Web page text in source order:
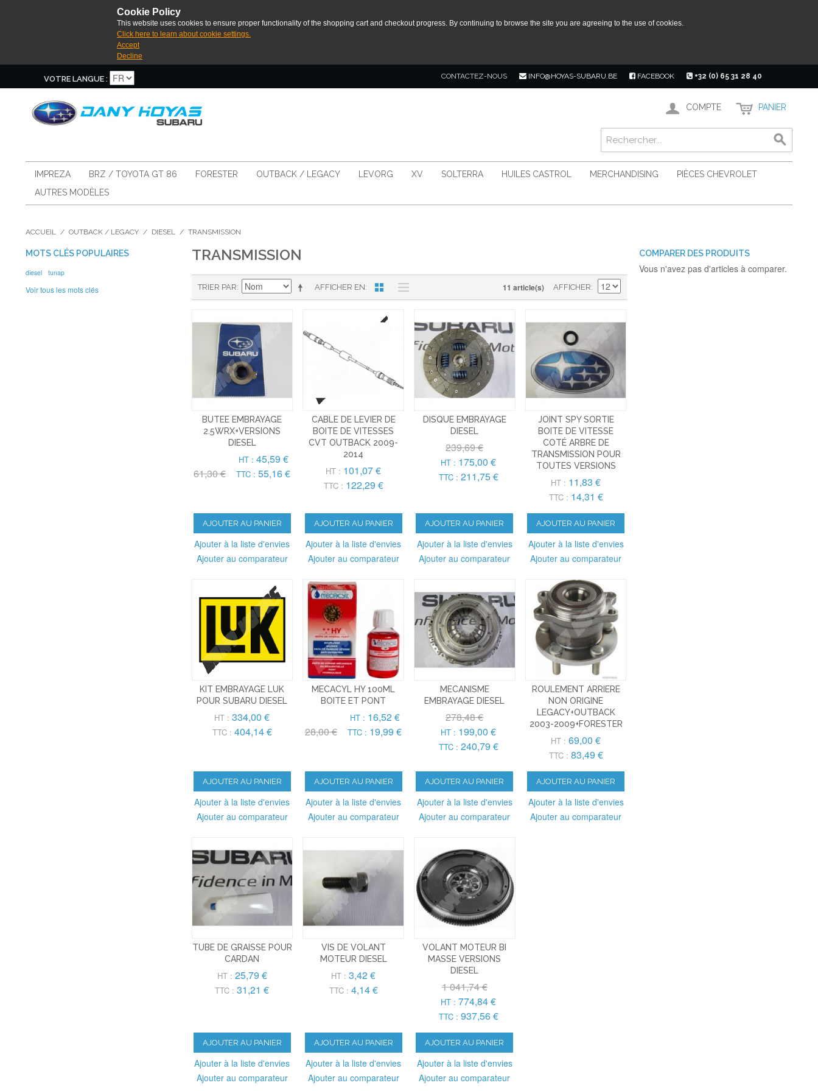
Cookie Policy
This website uses cookies to ensure proper functionality of the shopping cart and checkout progress. By continuing to browse the site you are agreeing to the use of cookies.
Click here to learn about cookie settings.
Accept
Decline
VOTRE LANGUE : CONTACTEZ-NOUS INFO@HOYAS-SUBARU.BE FACEBOOK +32 (0) 65 31 28 40
COMPTE PANIER
IMPREZA BRZ / TOYOTA GT 86 FORESTER OUTBACK / LEGACY LEVORG XV SOLTERRA HUILES CASTROL MERCHANDISING
PIÈCES CHEVROLET
AUTRES MODÈLES
ACCUEIL / OUTBACK / LEGACY / DIESEL / TRANSMISSION
TRANSMISSION
AFFICHER EN
TRIER PAR 11 article(s) AFFICHER
BUTEE EMBRAYAGE
2.5WRX+VERSIONS
DIESEL
61,30 €
HT : 45,59 €
TTC : 55,16 €
AJOUTER AU PANIER
Ajouter à la liste d'envies
Ajouter au comparateur
CABLE DE LEVIER DE
BOITE DE VITESSES
CVT OUTBACK 2009-
2014
HT : 101,07 €
TTC : 122,29 €
AJOUTER AU PANIER
Ajouter à la liste d'envies
Ajouter au comparateur
DISQUE EMBRAYAGE
DIESEL
239,69 €
HT : 175,00 €
TTC : 211,75 €
AJOUTER AU PANIER
Ajouter à la liste d'envies
Ajouter au comparateur
JOINT SPY SORTIE
BOITE DE VITESSE
COTÉ ARBRE DE
TRANSMISSION POUR
TOUTES VERSIONS
HT : 11,83 €
TTC : 14,31 €
AJOUTER AU PANIER
Ajouter à la liste d'envies
Ajouter au comparateur
KIT EMBRAYAGE LUK
POUR SUBARU DIESEL
HT : 334,00 €
TTC : 404,14 €
AJOUTER AU PANIER
Ajouter à la liste d'envies
Ajouter au comparateur
MECACYL HY 100ML
BOITE ET PONT
28,00 €
HT : 16,52 €
TTC : 19,99 €
AJOUTER AU PANIER
Ajouter à la liste d'envies
Ajouter au comparateur
MECANISME
EMBRAYAGE DIESEL
278,48 €
HT : 199,00 €
TTC : 240,79 €
AJOUTER AU PANIER
Ajouter à la liste d'envies
Ajouter au comparateur
ROULEMENT ARRIERE
NON ORIGINE
LEGACY+OUTBACK
2003-2009+FORESTER
HT : 69,00 €
TTC : 83,49 €
AJOUTER AU PANIER
Ajouter à la liste d'envies
Ajouter au comparateur
TUBE DE GRAISSE POUR
CARDAN
HT : 25,79 €
TTC : 31,21 €
AJOUTER AU PANIER
Ajouter à la liste d'envies
Ajouter au comparateur
VIS DE VOLANT
MOTEUR DIESEL
HT : 3,42 €
TTC : 4,14 €
AJOUTER AU PANIER
Ajouter à la liste d'envies
Ajouter au comparateur
VOLANT MOTEUR BI
MASSE VERSIONS
DIESEL
1 041,74 €
HT : 774,84 €
TTC : 937,56 €
AJOUTER AU PANIER
Ajouter à la liste d'envies
Ajouter au comparateur
MOTS CLÉS POPULAIRES
diesel tunap
Voir tous les mots clés
COMPARER DES PRODUITS
Vous n'avez pas d'articles à comparer.